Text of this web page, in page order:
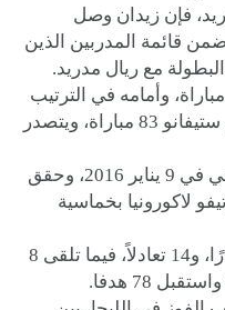
فإن زيدان وصل
وأصبح ضمن قائمة المدربين الذين
مع ريال مدريد.
وعادل زيدان رصيد فابيو كابيلو 80 مباراة، وأمامه في الترتيب
9 مدربين، حيث الأقرب له الآن دي ستيفانو 83 مباراة، ويتصدر
وتولى زيدان القيادة الفنية للميرنجي في 9 يناير 2016، وحقق
لاكورونيا بخماسية
وحقق المدرب الفرنسي، 58 انتصارًا، و14 تعادلاً، فيما تلقى 8